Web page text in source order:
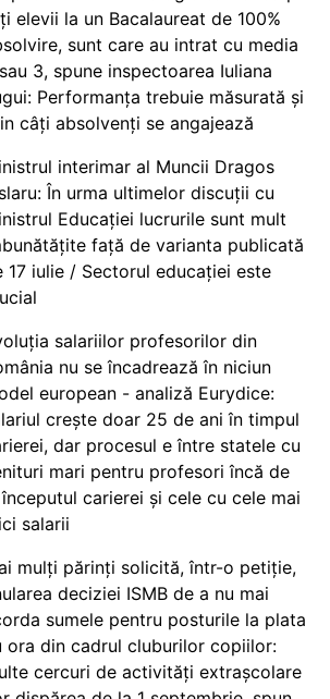
elevii la un Bacalaureat de 100%
sunt care au intrat cu media
3, spune inspectoarea Iuliana
Performanța trebuie măsurată și
câți absolvenți se angajează
interimar al Muncii Dragos
În urma ultimelor discuții cu
Educației lucrurile sunt mult
față de varianta publicată
17 iulie / Sectorul educației este
salariilor profesorilor din
nu se încadrează în niciun
european - analiză Eurydice:
crește doar 25 de ani în timpul
dar procesul e între statele cu
mari pentru profesori încă de
carierei și cele cu cele mai
salarii
mulți părinți solicită, într-o petiție,
deciziei ISMB de a nu mai
sumele pentru posturile la plata
ora din cadrul cluburilor copiilor:
cercuri de activități extrașcolare